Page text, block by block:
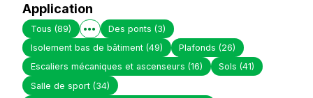
Application
Tous (89) Des ponts(3)
Isolement bas de bâtiment (49) Plafonds(26)
Escaliers mécaniques et ascenseurs (16) Sols(41)
Salle de sport (34)